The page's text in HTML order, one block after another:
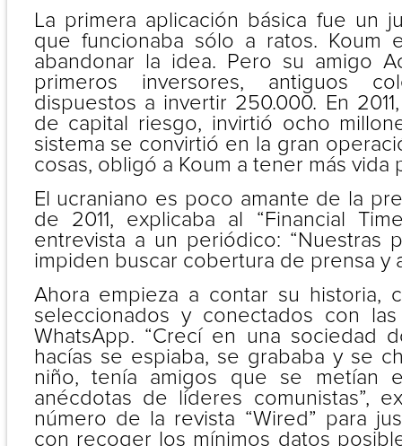
La primera aplicación básica fue un
que funcionaba sólo a ratos. Koum
abandonar la idea. Pero su amigo
primeros inversores, antiguos
dispuestos a invertir 250.000. En
de capital riesgo, invirtió ocho
sistema se convirtió en la gran
cosas, obligó a Koum a tener más vida
El ucraniano es poco amante de la
de 2011, explicaba al “Financial
entrevista a un periódico: “Nuestras
impiden buscar cobertura de prensa y
Ahora empieza a contar su historia,
seleccionados y conectados con
WhatsApp. “Crecí en una sociedad
hacías se espiaba, se grababa y se
niño, tenía amigos que se metían
anécdotas de líderes comunistas”,
número de la revista “Wired” para
con recoger los mínimos datos